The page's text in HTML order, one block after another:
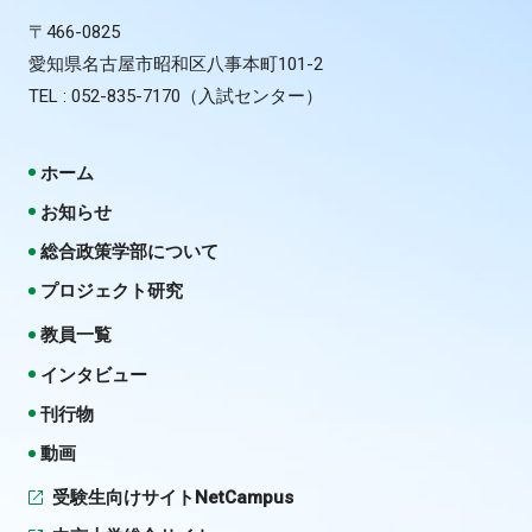
〒466-0825
愛知県名古屋市昭和区八事本町101-2
TEL : 052-835-7170（入試センター）
ホーム
お知らせ
総合政策学部について
プロジェクト研究
教員一覧
インタビュー
刊行物
動画
受験生向けサイトNetCampus